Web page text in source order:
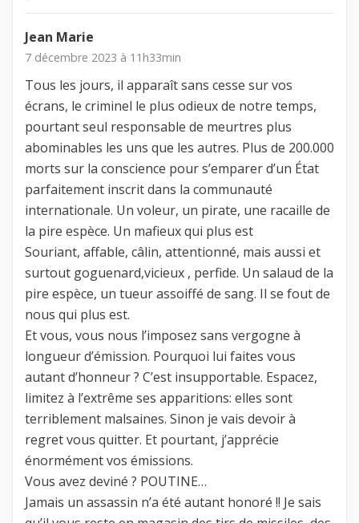
Jean Marie
7 décembre 2023 à 11h33min
Tous les jours, il apparaît sans cesse sur vos
écrans, le criminel le plus odieux de notre temps,
pourtant seul responsable de meurtres plus
abominables les uns que les autres. Plus de 200.000
morts sur la conscience pour s’emparer d’un État
parfaitement inscrit dans la communauté
internationale. Un voleur, un pirate, une racaille de
la pire espèce. Un mafieux qui plus est
Souriant, affable, câlin, attentionné, mais aussi et
surtout goguenard,vicieux , perfide. Un salaud de la
pire espèce, un tueur assoiffé de sang. Il se fout de
nous qui plus est.
Et vous, vous nous l’imposez sans vergogne à
longueur d’émission. Pourquoi lui faites vous
autant d’honneur ? C’est insupportable. Espacez,
limitez à l’extrême ses apparitions: elles sont
terriblement malsaines. Sinon je vais devoir à
regret vous quitter. Et pourtant, j’apprécie
énormément vos émissions.
Vous avez deviné ? POUTINE…
Jamais un assassin n’a été autant honoré !! Je sais